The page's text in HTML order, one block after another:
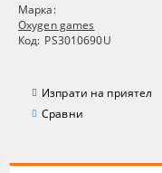
Марка:
Oxygen games
Код: PS3010690U
Изпрати на приятел
Сравни